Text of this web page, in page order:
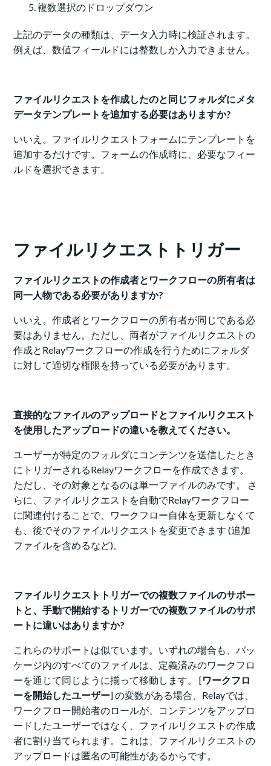
複数選択のドロップダウン
上記のデータの種類は、データ入力時に検証されます。
例えば、数値フィールドには整数しか入力できません。
ファイルリクエストを作成したのと同じフォルダにメタ
データテンプレートを追加する必要はありますか?
いいえ。ファイルリクエストフォームにテンプレートを
追加するだけです。フォームの作成時に、必要なフィー
ルドを選択できます。
ファイルリクエストトリガー
ファイルリクエストの作成者とワークフローの所有者は
同一人物である必要がありますか?
いいえ。作成者とワークフローの所有者が同じである必
要はありません。ただし、両者がファイルリクエストの
作成とRelayワークフローの作成を行うためにフォルダ
に対して適切な権限を持っている必要があります。
直接的なファイルのアップロードとファイルリクエスト
を使用したアップロードの違いを教えてください。
ユーザーが特定のフォルダにコンテンツを送信したとき
にトリガーされるRelayワークフローを作成できます。
ただし、その対象となるのは単一ファイルのみです。 さ
らに、ファイルリクエストを自動でRelayワークフロー
に関連付けることで、ワークフロー自体を更新しなくて
も、後でそのファイルリクエストを変更できます (追加
ファイルを含めるなど)。
ファイルリクエストトリガーでの複数ファイルのサポー
トと、手動で開始するトリガーでの複数ファイルのサポ
ートに違いはありますか?
これらのサポートは似ています。いずれの場合も、パッ
ケージ内のすべてのファイルは、定義済みのワークフロ
ーを通じて同じように揃って移動します。 [ワークフロ
ーを開始したユーザー] の変数がある場合、Relayでは、
ワークフロー開始者のロールが、コンテンツをアップロ
ードしたユーザーではなく、ファイルリクエストの作成
者に割り当てられます。これは、ファイルリクエストの
アップロードは匿名の可能性があるからです。